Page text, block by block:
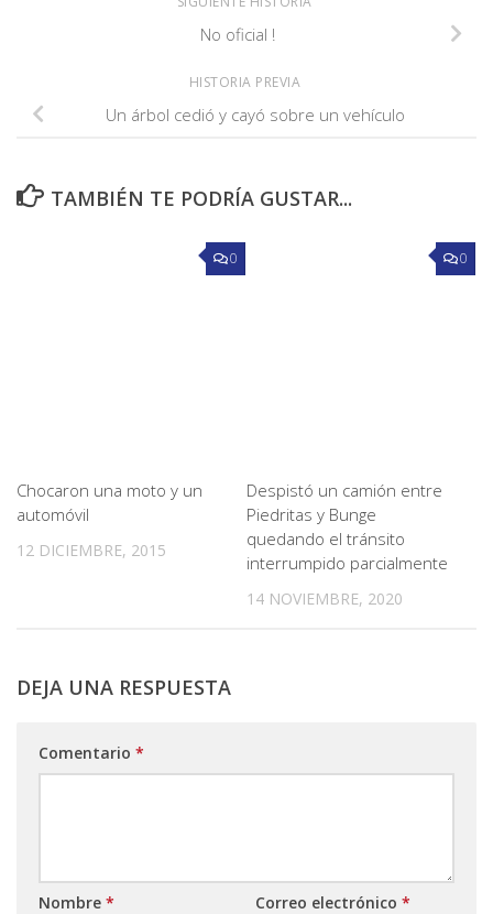
No oficial !
HISTORIA PREVIA
Un árbol cedió y cayó sobre un vehículo
TAMBIÉN TE PODRÍA GUSTAR...
0
Chocaron una moto y un
automóvil
12 DICIEMBRE, 2015
0
Despistó un camión entre
Piedritas y Bunge
quedando el tránsito
interrumpido parcialmente
14 NOVIEMBRE, 2020
DEJA UNA RESPUESTA
Comentario *
Nombre * Correo electrónico *